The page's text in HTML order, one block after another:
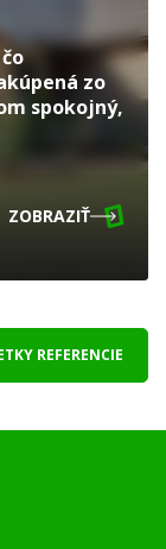
zo
spokojný,
ZOBRAZIŤ
REFERENCIE